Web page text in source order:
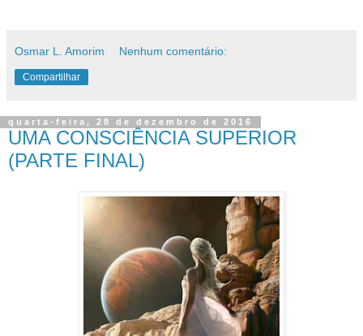
Osmar L. Amorim Nenhum comentário:
Compartilhar
quarta-feira, 28 de dezembro de 2016
UMA CONSCIÊNCIA SUPERIOR
(PARTE FINAL)